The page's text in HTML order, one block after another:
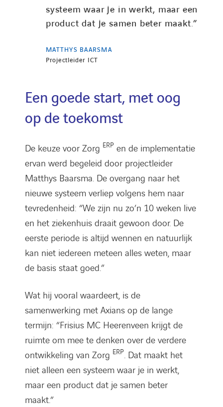
systeem waar je in werkt, maar een
product dat je samen beter maakt.”
MATTHYS BAARSMA
Projectleider ICT
Een goede start, met oog
op de toekomst
De keuze voor Zorg ERP en de implementatie
ervan werd begeleid door projectleider
Matthys Baarsma. De overgang naar het
nieuwe systeem verliep volgens hem naar
tevredenheid: “We zijn nu zo’n 10 weken live
en het ziekenhuis draait gewoon door. De
eerste periode is altijd wennen en natuurlijk
kan niet iedereen meteen alles weten, maar
de basis staat goed.”
Wat hij vooral waardeert, is de
samenwerking met Axians op de lange
termijn: “Frisius MC Heerenveen krijgt de
ruimte om mee te denken over de verdere
ontwikkeling van Zorg ERP. Dat maakt het
niet alleen een systeem waar je in werkt,
maar een product dat je samen beter
maakt.”